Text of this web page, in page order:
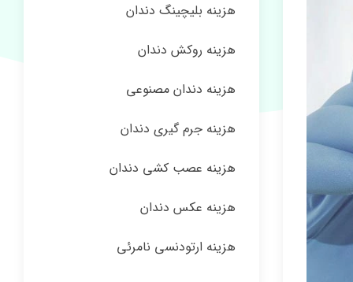
هزینه بلیچینگ دندان
هزینه روکش دندان
هزینه دندان مصنوعی
هزینه جرم گیری دندان
هزینه عصب کشی دندان
هزینه عکس دندان
هزینه ارتودنسی نامرئی